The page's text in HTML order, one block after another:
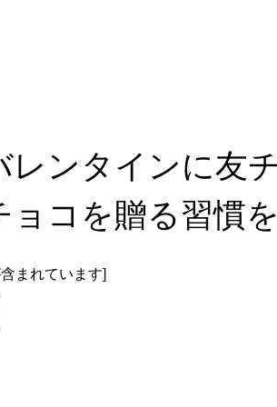
レンタインに友
ョコを贈る習慣
まれています]